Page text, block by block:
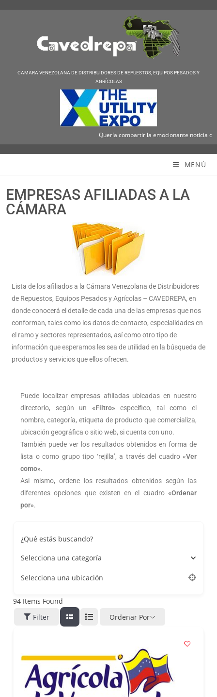
CAMARA VENEZOLANA DE DISTRIBUIDORES DE REPUESTOS, EQUIPOS PESADOS Y
AGRÍCOLAS
Quería compartir la emocionante noticia de que
MENÚ
EMPRESAS AFILIADAS A LA
CÁMARA
Lista de los afiliados a la Cámara Venezolana de Distribuidores
de Repuestos, Equipos Pesados y Agrícolas – CAVEDREPA, en
donde conocerá el detalle de cada una de las empresas que nos
conforman, tales como los datos de contacto, especialidades en
el ramo y sectores representados, así como otro tipo de
información que esperamos les sea de utilidad en la búsqueda de
productos y servicios que ellos ofrecen.
Puede localizar empresas afiliadas ubicadas en nuestro
directorio, según un «Filtro» específico, tal como el
nombre, categoría, etiqueta de producto que comercializa,
ubicación geográfica o sitio web, si cuenta con uno.
También puede ver los resultados obtenidos en forma de
lista o como grupo tipo ‘rejilla’, a través del cuadro «Ver
como».
Asi mismo, ordene los resultados obtenidos según las
diferentes opciones que existen en el cuadro «Ordenar
por».
¿Qué estás buscando?
Selecciona una categoría
Selecciona una ubicación
94 Items Found
Filter
Ordenar Por